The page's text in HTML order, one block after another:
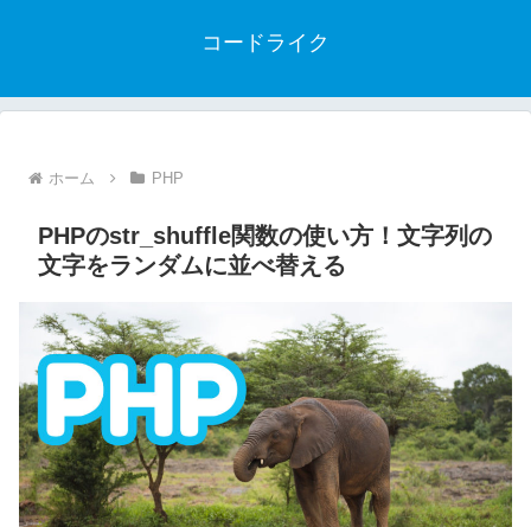
コードライク
ホーム PHP
PHPのstr_shuffle関数の使い方！文字列の
文字をランダムに並べ替える